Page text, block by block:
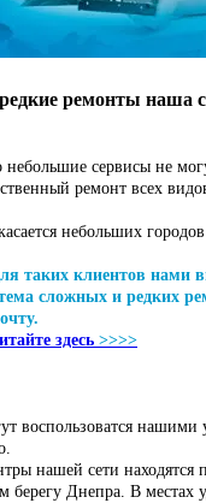
ремонты наша
небольшие сервисы не
ремонт всех
небольших
таких клиентов нами
сложных и редких
здесь >>>>
воспользоватся нашими
нашей сети находятся
берегу Днепра. В местах